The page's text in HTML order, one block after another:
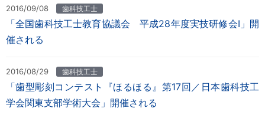
2016/09/08 歯科技工士
「全国歯科技工士教育協議会 平成28年度実技研修会Ⅰ」開
催される
2016/08/29 歯科技工士
「歯型彫刻コンテスト『ほるほる』第17回／日本歯科技工
学会関東支部学術大会」開催される